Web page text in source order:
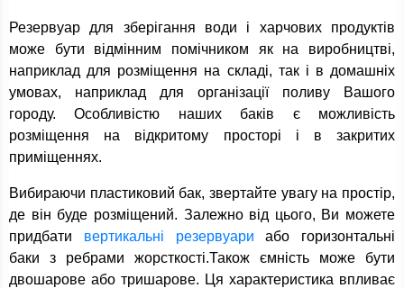
Резервуар для зберігання води і харчових продуктів
може бути відмінним помічником як на виробництві,
наприклад для розміщення на складі, так і в домашніх
умовах, наприклад для організації поливу Вашого
городу. Особливістю наших баків є можливість
розміщення на відкритому просторі і в закритих
приміщеннях.
Вибираючи пластиковий бак, звертайте увагу на простір,
де він буде розміщений. Залежно від цього, Ви можете
придбати вертикальні резервуари або горизонтальні
баки з ребрами жорсткості.Також ємність може бути
двошарове або тришарове. Ця характеристика впливає